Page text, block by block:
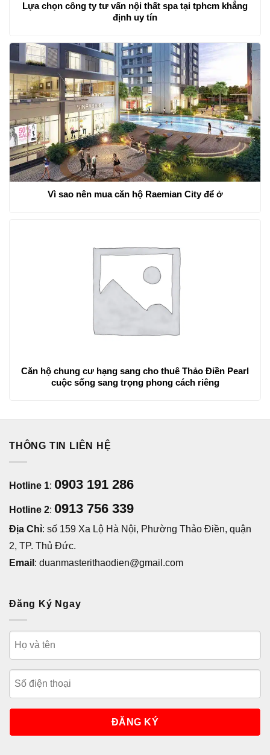
Lựa chọn công ty tư vấn nội thất spa tại tphcm khẳng
định uy tín
Vì sao nên mua căn hộ Raemian City để ở
Căn hộ chung cư hạng sang cho thuê Thảo Điền Pearl
cuộc sống sang trọng phong cách riêng
THÔNG TIN LIÊN HỆ
Hotline 1: 0903 191 286
Hotline 2: 0913 756 339
Địa Chỉ: số 159 Xa Lộ Hà Nội, Phường Thảo Điền, quận
2, TP. Thủ Đức.
Email : duanmasterithaodien@gmail.com
Đăng Ký Ngay